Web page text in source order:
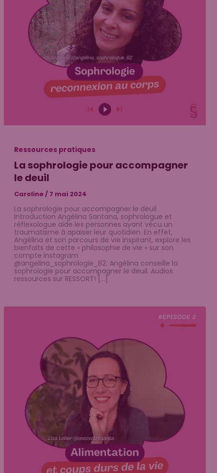
Ressources pratiques
La sophrologie pour accompagner
le deuil
Caroline/ 7 mai 2024
La sophrologie pour accompagner le deuil
Introduction Angélina Santana, sophrologue et
réflexologue aide les personnes ayant vécu un
traumatisme à apaiser leur quotidien. En effet,
Angélina et son parcours de vie inspirant, explore les
bienfaits de cette « philosophie de vie » sur son
compte instagram
@angelina_sophrologie_82. Angélina conseille la
sophrologie pour accompagner le deuil. Audios
ressources sur RESSORT! […]